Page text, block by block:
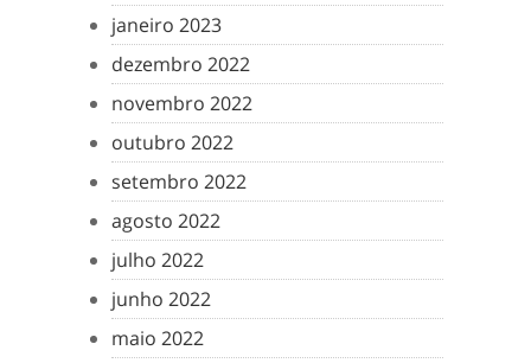
janeiro 2023
dezembro 2022
novembro 2022
outubro 2022
setembro 2022
agosto 2022
julho 2022
junho 2022
maio 2022